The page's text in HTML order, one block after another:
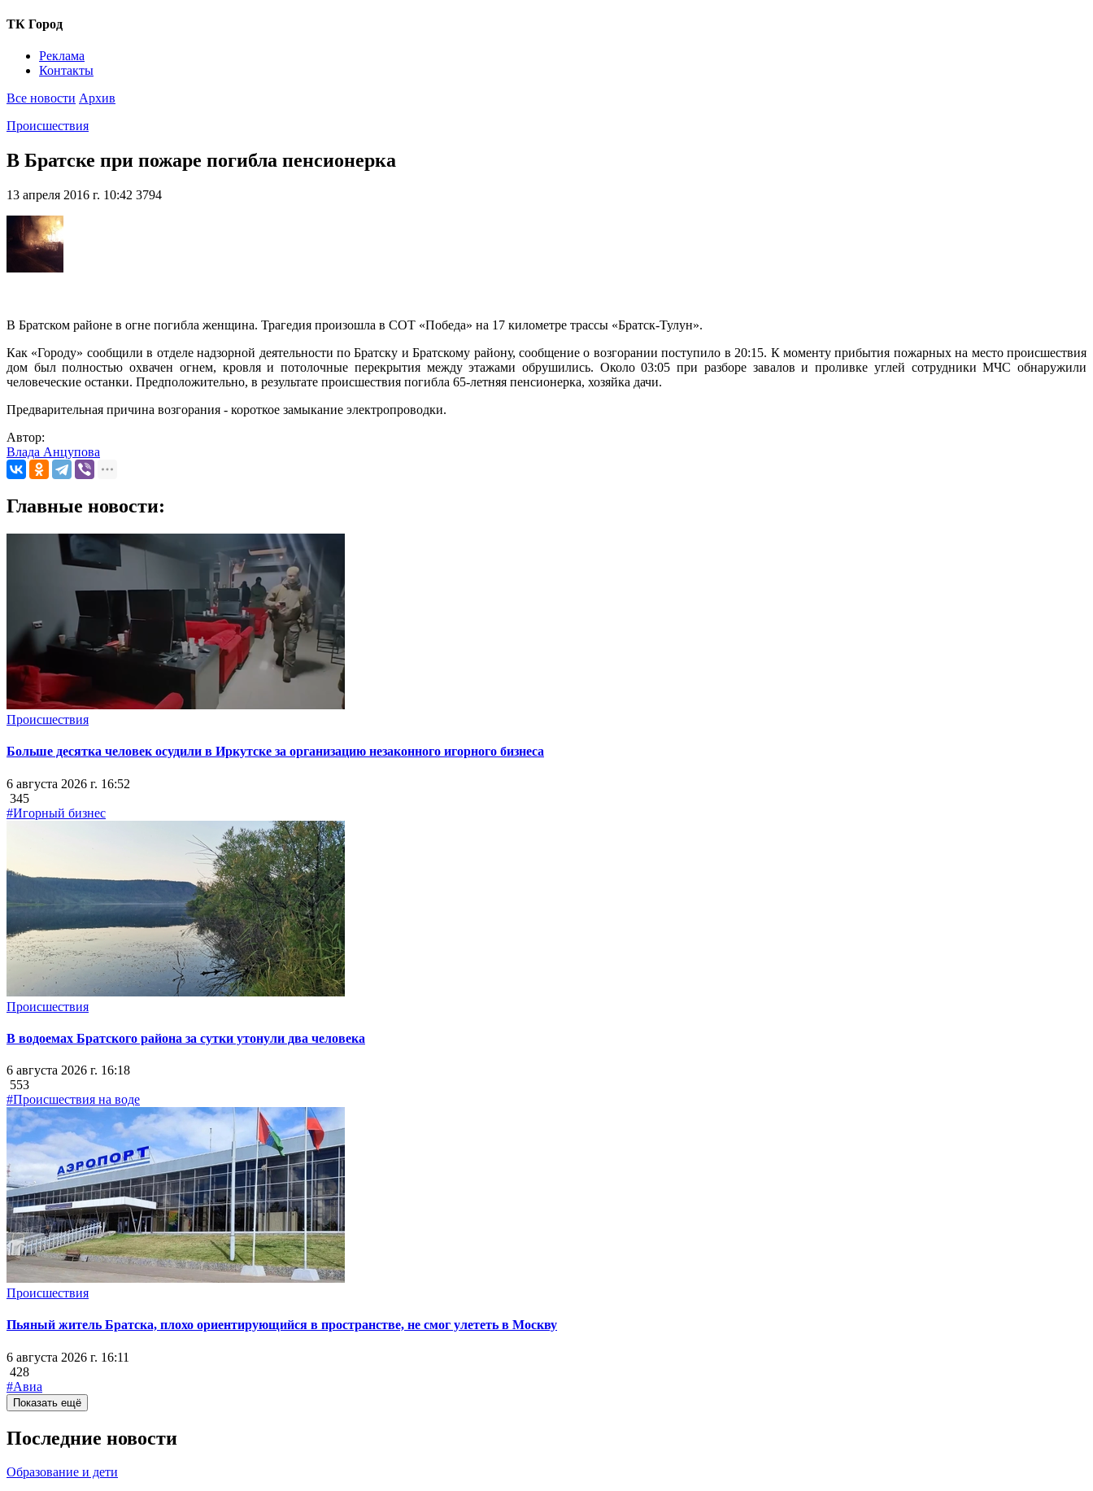
ТК Город
Реклама
Контакты
Все новости Архив
Происшествия
В Братске при пожаре погибла пенсионерка
13 апреля 2016 г. 10:42 3794
В Братском районе в огне погибла женщина. Трагедия произошла в СОТ «Победа» на 17 километре трассы «Братск-Тулун».
Как «Городу» сообщили в отделе надзорной деятельности по Братску и Братскому району, сообщение о возгорании поступило в 20:15. К моменту прибытия пожарных на место происшествия
дом был полностью охвачен огнем, кровля и потолочные перекрытия между этажами обрушились. Около 03:05 при разборе завалов и проливке углей сотрудники МЧС обнаружили
человеческие останки. Предположительно, в результате происшествия погибла 65-летняя пенсионерка, хозяйка дачи.
Предварительная причина возгорания - короткое замыкание электропроводки.
Автор:
Влада Анцупова
Главные новости:
Происшествия
Больше десятка человек осудили в Иркутске за организацию незаконного игорного бизнеса
6 августа 2026 г. 16:52
345
#Игорный бизнес
Происшествия
В водоемах Братского района за сутки утонули два человека
6 августа 2026 г. 16:18
553
#Происшествия на воде
Происшествия
Пьяный житель Братска, плохо ориентирующийся в пространстве, не смог улететь в Москву
6 августа 2026 г. 16:11
428
#Авиа
Показать ещё
Последние новости
Образование и дети